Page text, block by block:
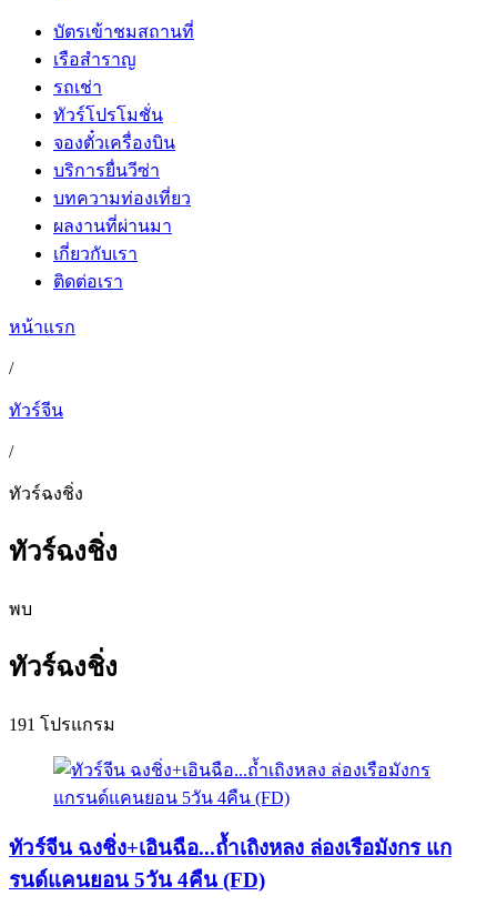
บัตรเข้าชมสถานที่
เรือสำราญ
รถเช่า
ทัวร์โปรโมชั่น
จองตั๋วเครื่องบิน
บริการยื่นวีซ่า
บทความท่องเที่ยว
ผลงานที่ผ่านมา
เกี่ยวกับเรา
ติดต่อเรา
หน้าแรก
/
ทัวร์จีน
/
ทัวร์ฉงชิ่ง
ทัวร์ฉงชิ่ง
พบ
ทัวร์ฉงชิ่ง
191 โปรแกรม
ทัวร์จีน ฉงชิ่ง+เอินฉือ...ถ้ำเถิงหลง ล่องเรือมังกร แก
รนด์แคนยอน 5วัน 4คืน (FD)